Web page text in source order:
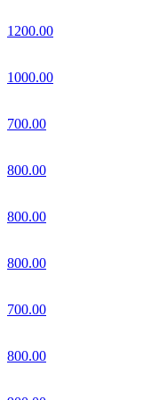
1200.00
1000.00
700.00
800.00
800.00
800.00
700.00
800.00